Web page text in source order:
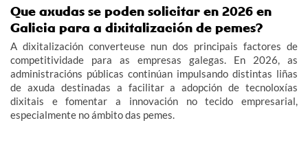
Que axudas se poden solicitar en 2026 en
Galicia para a dixitalización de pemes?
A dixitalización converteuse nun dos principais factores de
competitividade para as empresas galegas. En 2026, as
administracións públicas continúan impulsando distintas liñas
de axuda destinadas a facilitar a adopción de tecnoloxías
dixitais e fomentar a innovación no tecido empresarial,
especialmente no ámbito das pemes.